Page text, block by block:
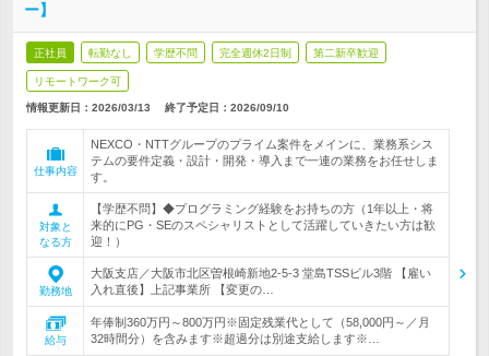
ー】
正社員 転勤なし 学歴不問 完全週休2日制 第二新卒歓迎
リモートワーク可
情報更新日：2026/03/13 終了予定日： 2026/09/10
仕事内容
NEXCO・NTTグループのプライム案件をメインに、業務系シス
テムの要件定義・設計・開発・導入まで一連の業務をお任せしま
す。
対象と
なる方
【学歴不問】◆プログラミング経験をお持ちの方（1年以上・将
来的にPG・SEのスペシャリストとして活躍していきたい方は歓
迎！）
勤務地
大阪支店／大阪市北区曽根崎新地2-5-3 堂島TSSビル3階 【雇い
入れ直後】上記事業所 【変更の…
給与
年俸制360万円～800万円※固定残業代として（58,000円～／月
32時間分）を含みます※超過分は別途支給します※…